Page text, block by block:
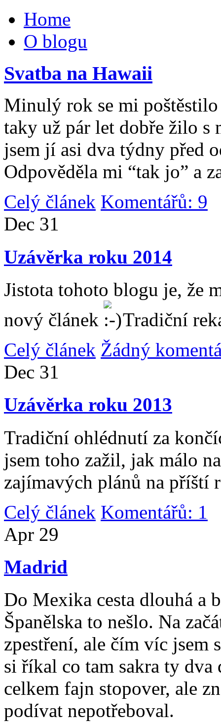
Home
O blogu
Svatba na Hawaii
Minulý rok se mi
taky už pár let dobře žilo
jsem jí asi dva týdny před
Odpověděla mi “tak jo” a
Celý článek Komentářů: 9
Dec 31
Uzávěrka roku 2014
Jistota tohoto blogu je, že
nový článek
Tradiční
Celý článek Žádný
Dec 31
Uzávěrka roku 2013
Tradiční ohlédnutí za
jsem toho zažil, jak málo
zajímavých plánů na příští
Celý článek Komentářů: 1
Apr 29
Madrid
Do Mexika cesta dlouhá a
Španělska to nešlo. Na
zpestření, ale čím víc jsem
si říkal co tam sakra ty
celkem fajn stopover, ale
podívat nepotřeboval.